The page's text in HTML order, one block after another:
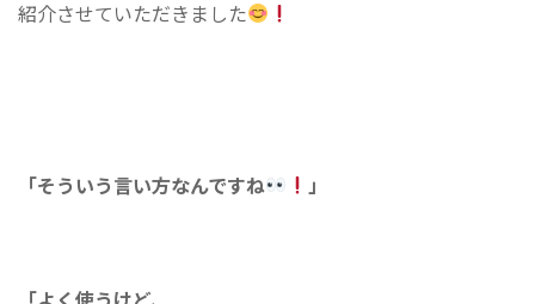
紹介させていただきました
「そういう言い方なんですね 」
「よく使うけど、